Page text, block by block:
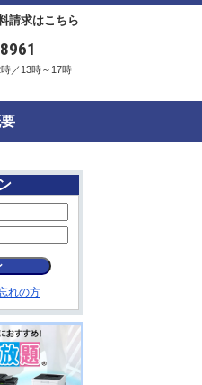
請求はこちら
／13時～17時
れの方